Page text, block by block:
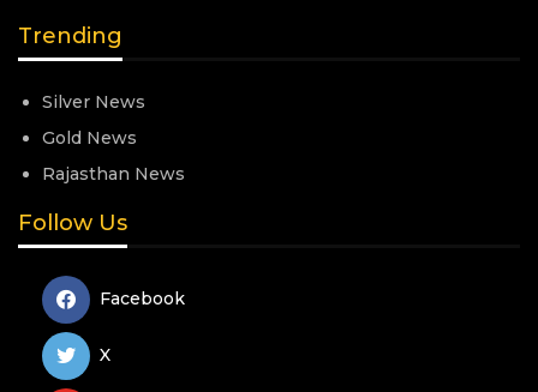
Trending
Silver News
Gold News
Rajasthan News
Follow Us
Facebook
X